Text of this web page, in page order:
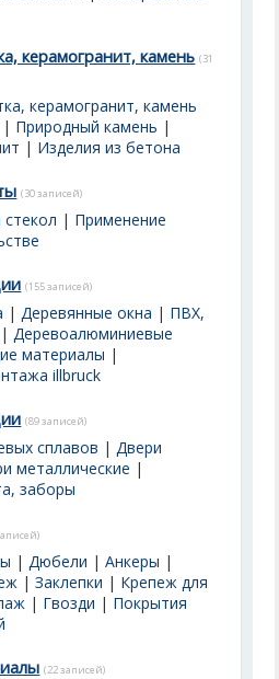
керамогранит, камень (31
керамогранит, камень
| Природный камень |
| Изделия из бетона
(30 записей)
| Применение
(155 записей)
|Деревянные окна | ПВХ,
|Деревоалюминиевые
материалы |
illbruck
(89 записей)
сплавов |Двери
металлические |
заборы
|Дюбели |Анкеры |
|Заклепки | Крепеж для
| Гвозди | Покрытия
(22 записей)